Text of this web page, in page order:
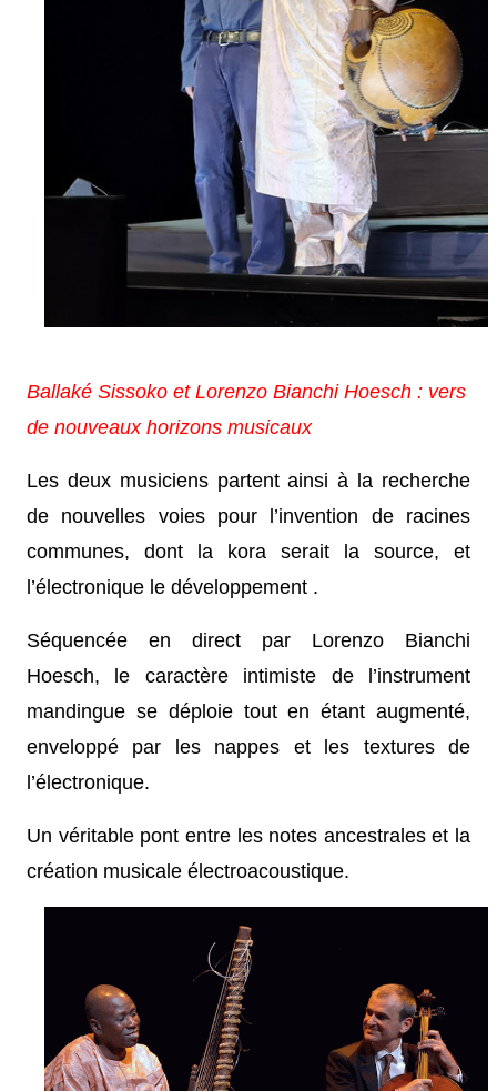
Ballaké Sissoko et Lorenzo Bianchi Hoesch : vers
de nouveaux horizons musicaux
Les deux musiciens partent ainsi à la recherche
de nouvelles voies pour l’invention de racines
communes, dont la kora serait la source, et
l’électronique le développement .
Séquencée en direct par Lorenzo Bianchi
Hoesch, le caractère intimiste de l’instrument
mandingue se déploie tout en étant augmenté,
enveloppé par les nappes et les textures de
l’électronique.
Un véritable pont entre les notes ancestrales et la
création musicale électroacoustique.